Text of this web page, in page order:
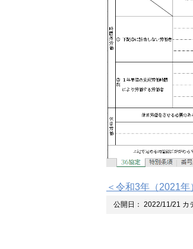
＜令和3年（2021
公開日： 2022/11/21 カ